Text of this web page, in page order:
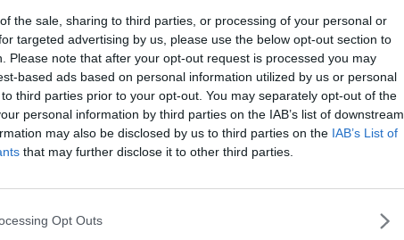
the sale, sharing to third parties, or processing of your personal or
targeted advertising by us, please use the below opt-out section to
Please note that after your opt-out request is processed you may
based ads based on personal information utilized by us or personal
third parties prior to your opt-out. You may separately opt-out of the
personal information by third parties on the IAB’s list of downstream
may also be disclosed by us to third parties on the IAB’s List of
that may further disclose it to other third parties.
Opt Outs
allaNewsletter QUInews - ToscanaMedia.
tua casella di posta.
Attualità